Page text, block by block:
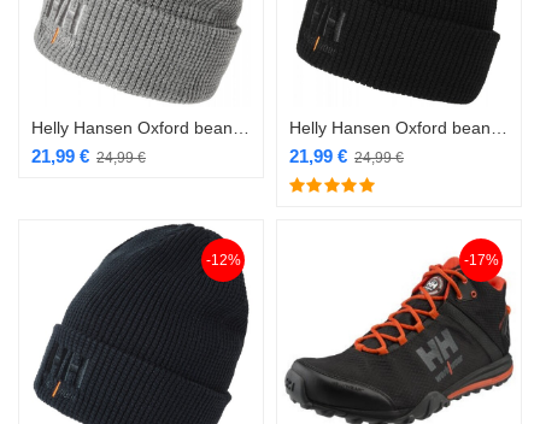
24,99€
21,99 € 24,99€
21,99 €
-12% -17%